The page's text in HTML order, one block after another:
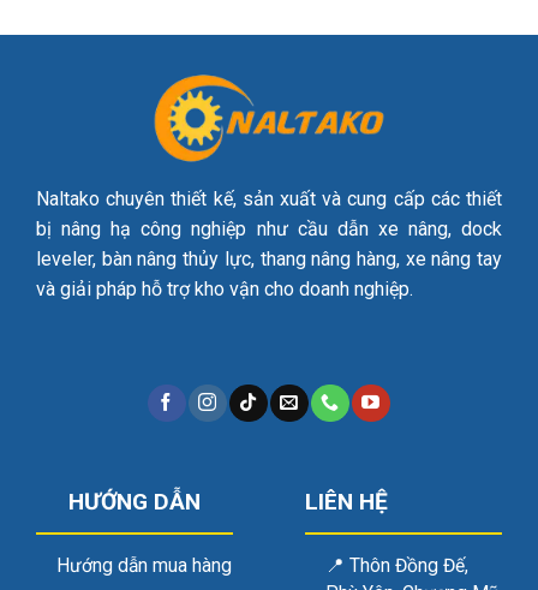
Naltako chuyên thiết kế, sản xuất và cung cấp các thiết
bị nâng hạ công nghiệp như cầu dẫn xe nâng, dock
leveler, bàn nâng thủy lực, thang nâng hàng, xe nâng tay
và giải pháp hỗ trợ kho vận cho doanh nghiệp.
HƯỚNG DẪN
Hướng dẫn mua hàng
LIÊN HỆ
📍 Thôn Đồng Đế,